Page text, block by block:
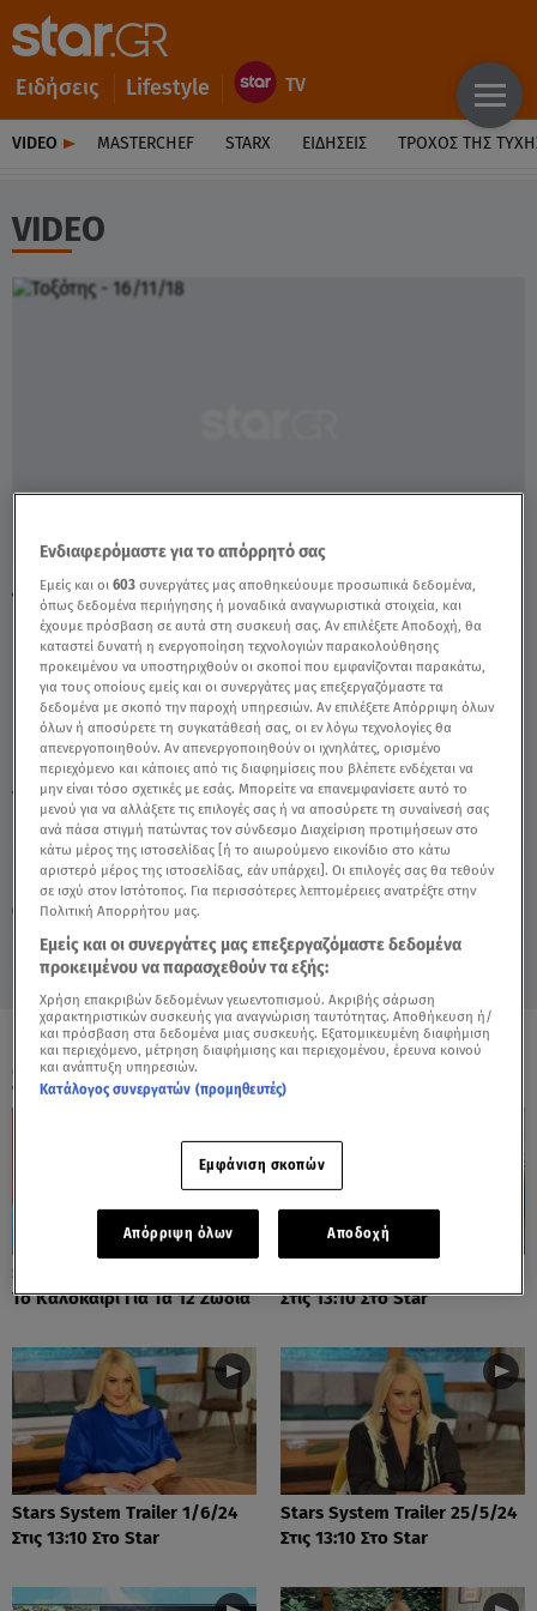
Ειδήσεις Lifestyle
VIDEO MASTERCHEF STARX ΕΙΔΉΣΕΙΣ ΤΡΟΧΌΣ ΤΗΣ
VIDEO
Πέμπτη 6 Αυγούστου 2026
16.11.18, 15:39 ΖΩΔΙΑ
Τοξότης - 16/11/18 - Video
TAGS: ΑΣΗ ΜΠΗΛΙΟΥ ΖΩΔΙΑ
ΟΛΑ ΤΑ ΒΙΝΤΕΟ
Stars System: Πώς Θα είναι
Το Καλοκαίρι Για Τα 12 Ζώδια
Στις 13:10 Στο Star
Stars System Trailer 1/6/24
Στις 13:10 Στο Star
Stars System Trailer 25/5/24
Στις 13:10 Στο Star
Ενδιαφερόμαστε για το απόρρητό σας
Εμείς και οι603 συνεργάτες μας αποθηκεύουμε προσωπικά δεδομένα,
όπως δεδομένα περιήγησης ή μοναδικά αναγνωριστικά στοιχεία, και
έχουμε πρόσβαση σε αυτά στη συσκευή σας. Αν επιλέξετε Αποδοχή, θα
καταστεί δυνατή η ενεργοποίηση τεχνολογιών παρακολούθησης
προκειμένου να υποστηριχθούν οι σκοποί που εμφανίζονται παρακάτω,
για τους οποίους εμείς και οι συνεργάτες μας επεξεργαζόμαστε τα
δεδομένα με σκοπό την παροχή υπηρεσιών. Αν επιλέξετε Απόρριψη όλων
όλων ή αποσύρετε τη συγκατάθεσή σας, οι εν λόγω τεχνολογίες θα
απενεργοποιηθούν. Αν απενεργοποιηθούν οι ιχνηλάτες, ορισμένο
περιεχόμενο και κάποιες από τις διαφημίσεις που βλέπετε ενδέχεται να
μην είναι τόσο σχετικές με εσάς. Μπορείτε να επανεμφανίσετε αυτό το
μενού για να αλλάξετε τις επιλογές σας ή να αποσύρετε τη συναίνεσή σας
ανά πάσα στιγμή πατώντας τον σύνδεσμο Διαχείριση προτιμήσεων στο
κάτω μέρος της ιστοσελίδας [ή το αιωρούμενο εικονίδιο στο κάτω
αριστερό μέρος της ιστοσελίδας, εάν υπάρχει]. Οι επιλογές σας θα τεθούν
σε ισχύ στον Ιστότοπος. Για περισσότερες λεπτομέρειες ανατρέξτε στην
Πολιτική Απορρήτου μας.
Εμείς και οι συνεργάτες μας επεξεργαζόμαστε δεδομένα
προκειμένου να παρασχεθούν τα εξής:
Χρήση επακριβών δεδομένων γεωεντοπισμού. Ακριβής σάρωση
χαρακτηριστικών συσκευής για αναγνώριση ταυτότητας. Αποθήκευση ή/
και πρόσβαση στα δεδομένα μιας συσκευής. Εξατομικευμένη διαφήμιση
και περιεχόμενο, μέτρηση διαφήμισης και περιεχομένου, έρευνα κοινού
και ανάπτυξη υπηρεσιών.
Κατάλογος συνεργατών (προμηθευτές)
Εμφάνιση σκοπών
Απόρριψη όλων Αποδοχή